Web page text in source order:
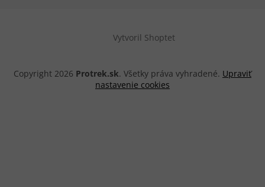
Vytvoril Shoptet
Copyright 2026 Protrek.sk. Všetky práva vyhradené. Upraviť
nastavenie cookies